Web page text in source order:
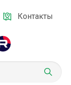
Контакты